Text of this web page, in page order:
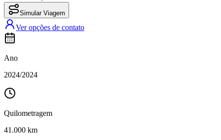
Simular Viagem
Ver opções de contato
Ano
2024/2024
Quilometragem
41.000 km